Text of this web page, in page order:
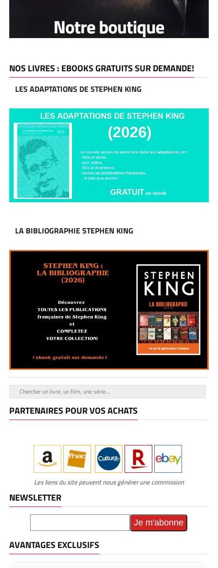
NOS LIVRES : EBOOKS GRATUITS SUR DEMANDE!
LES ADAPTATIONS DE STEPHEN KING
LA BIBLIOGRAPHIE STEPHEN KING
PARTENAIRES POUR VOS ACHATS
Les liens du site peuvent nous générer une commission
NEWSLETTER
AVANTAGES EXCLUSIFS